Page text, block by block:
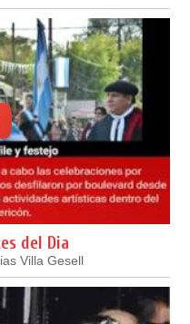
del Dia
Villa Gesell